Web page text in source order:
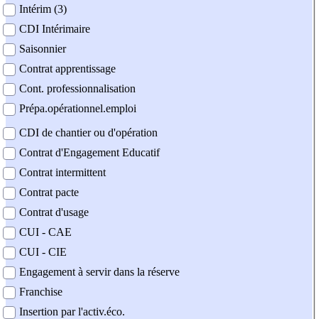
Intérim (3)
CDI Intérimaire
Saisonnier
Contrat apprentissage
Cont. professionnalisation
Prépa.opérationnel.emploi
CDI de chantier ou d'opération
Contrat d'Engagement Educatif
Contrat intermittent
Contrat pacte
Contrat d'usage
CUI - CAE
CUI - CIE
Engagement à servir dans la réserve
Franchise
Insertion par l'activ.éco.